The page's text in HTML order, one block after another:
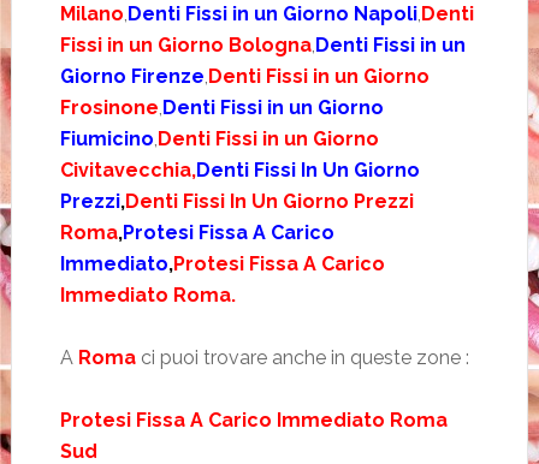
Milano Denti Fissi in un Giorno Napoli, Denti
Fissi in un Giorno Bologna, Denti Fissi in un
Giorno Firenze Denti Fissi in un Giorno
Frosinone Denti Fissi in un Giorno
Fiumicino Denti Fissi in un Giorno
Civitavecchia,Denti Fissi In Un Giorno
Prezzi,Denti Fissi In Un Giorno Prezzi
Roma,Protesi Fissa A Carico
Immediato,Protesi Fissa A Carico
Immediato Roma.
A Romaci puoi trovare anche in queste zone :
Protesi Fissa A Carico Immediato Roma
Sud